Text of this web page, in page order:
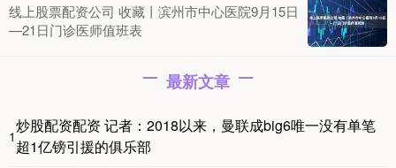
线上股票配资公司 收藏丨滨州市中心医院9月15日
—21日门诊医师值班表
最新文章
1
炒股配资配资 记者：2018以来，曼联成big6唯一没有单笔
超1亿镑引援的俱乐部